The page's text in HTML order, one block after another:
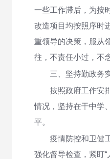
一些工作滞后，为按
改造项目均按照序时
重领导的决策，服从
往，不责任小过，不
三、坚持勤政务
按照政府工作安
情况，坚持在干中学
平。
疫情防控和卫健
强化督导检查，紧盯